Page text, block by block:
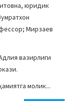
юридик
Мирзаев
вазирлиги
молик...